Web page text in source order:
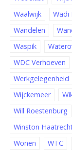
Waalwijk
Wadi
Wandelen
Waspik
WDC Verhoeven
Werkgelegenheid
Wijckemeer
Will Roestenburg
Winston
Wonen
WTC